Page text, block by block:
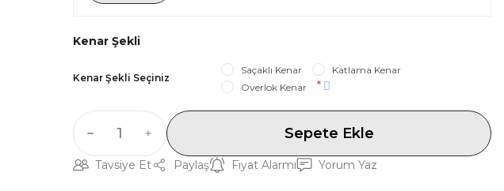
Kenar Şekli
Kenar Şekli Seçiniz
Saçaklı Kenar
Katlama Kenar
Overlok Kenar
*
Sepete Ekle
Tavsiye Et Paylaş Fiyat Alarmı Yorum Yaz